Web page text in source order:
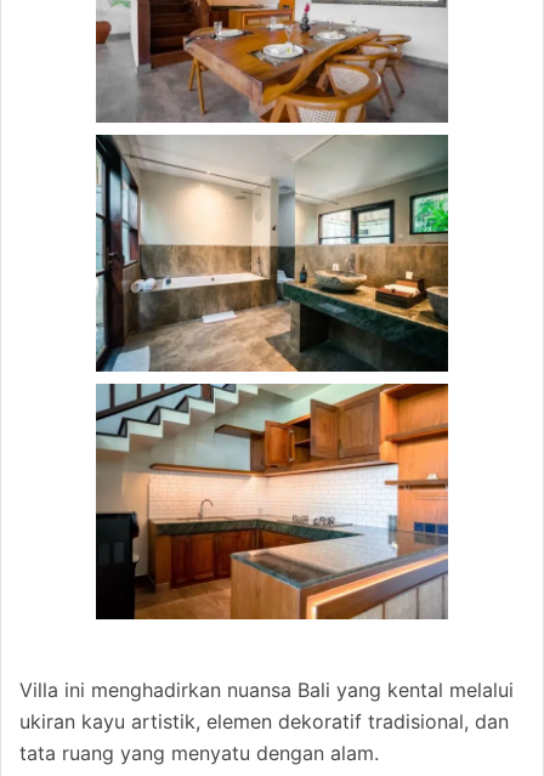
Villa ini menghadirkan nuansa Bali yang kental melalui
ukiran kayu artistik, elemen dekoratif tradisional, dan
tata ruang yang menyatu dengan alam.